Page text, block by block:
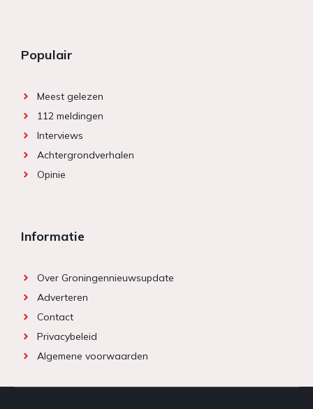
Populair
Meest gelezen
112 meldingen
Interviews
Achtergrondverhalen
Opinie
Informatie
Over Groningennieuwsupdate
Adverteren
Contact
Privacybeleid
Algemene voorwaarden